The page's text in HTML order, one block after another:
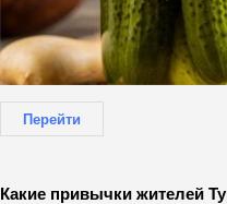
Перейти
Какие привычки жителей